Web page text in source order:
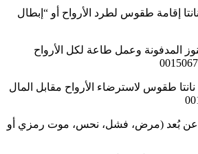
إقامة طقوس لطرد الأرواح أو “إبطال
المدفونة وعمل طاعة لكل الأرواح
طقوس لاسترضاء الأرواح مقابل المال
عن بُعد (مرض، فشل، نحس، موت رمزي أو